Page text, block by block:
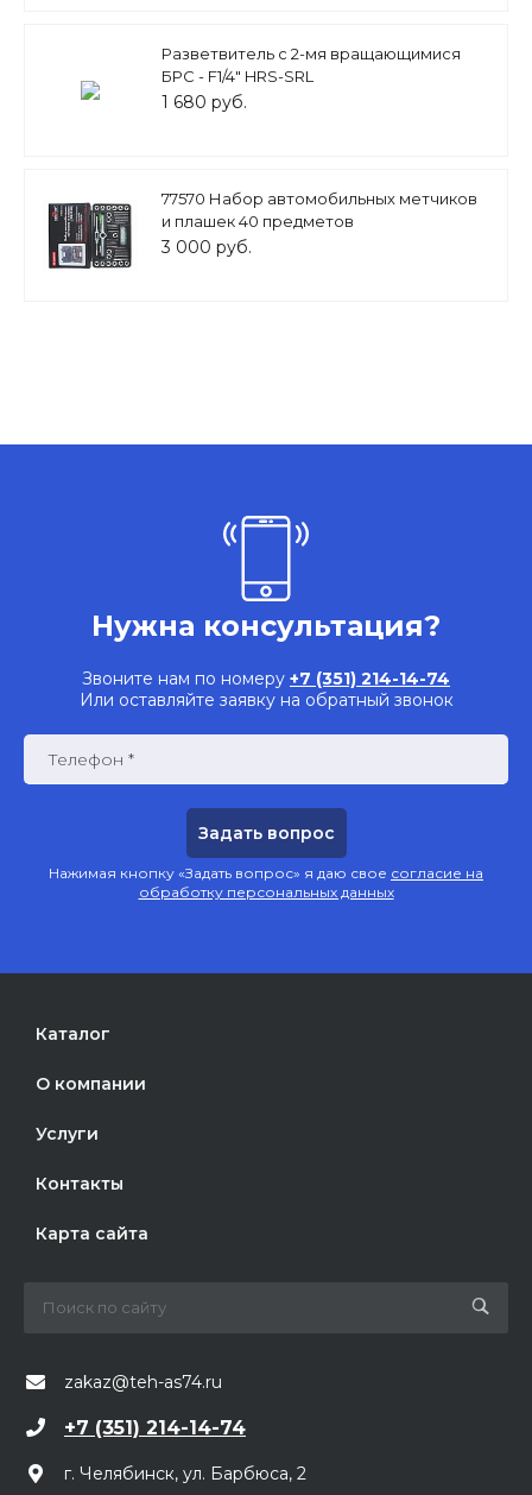
Разветвитель с 2-мя вращающимися
БРС - F1/4" HRS-SRL
1 680 руб.
77570 Набор автомобильных метчиков
и плашек 40 предметов
3 000 руб.
Нужна консультация?
Звоните нам по номеру +7 (351) 214-14-74
Или оставляйте заявку на обратный звонок
Телефон *
Нажимая кнопку «Задать вопрос» я даю свое согласие на
обработку персональных данных
Каталог
О компании
Услуги
Контакты
Карта сайта
zakaz@teh-as74.ru
+7 (351) 214-14-74
г. Челябинск, ул. Барбюса, 2